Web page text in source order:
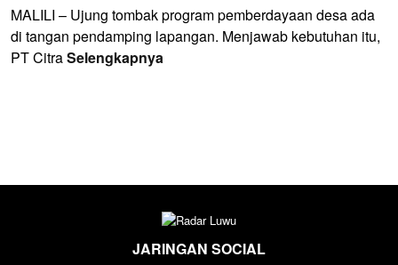
MALILI – Ujung tombak program pemberdayaan desa ada
di tangan pendamping lapangan. Menjawab kebutuhan itu,
PT CitraSelengkapnya
JARINGAN SOCIAL